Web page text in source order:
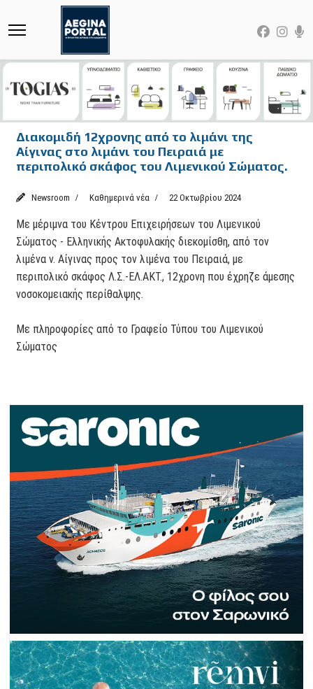
Διακομιδή 12χρονης από το λιμάνι της
Αίγινας στο λιμάνι του Πειραιά με
περιπολικό σκάφος του Λιμενικού Σώματος.
Newsroom Καθημερινά νέα 22 Οκτωβρίου 2024
Με μέριμνα του Κέντρου Επιχειρήσεων του Λιμενικού
Σώματος - Ελληνικής Ακτοφυλακής διεκομίσθη, από τον
λιμένα ν. Αίγινας προς τον λιμένα του Πειραιά, με
περιπολικό σκάφος Λ.Σ.-ΕΛ.ΑΚΤ., 12χρονη που έχρηζε άμεσης
νοσοκομειακής περίθαλψης.
Με πληροφορίες από το Γραφείο Τύπου του Λιμενικού
Σώματος